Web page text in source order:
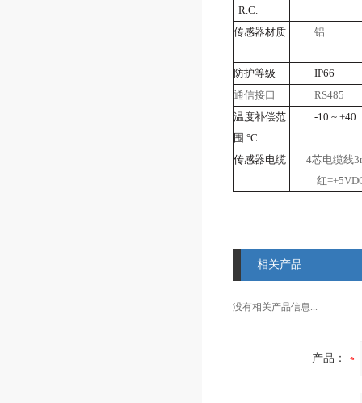
R.C.
传感器材质 铝
防护等级
IP66
通信接口
RS485
温度补偿范
围 °C
-10 ~ +40
传感器电缆 4芯电缆线
红
相关产品
没有相关产品信息...
产品：